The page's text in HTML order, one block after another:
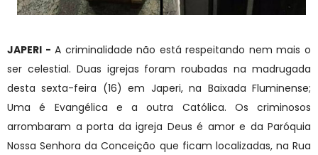
JAPERI - A criminalidade não está respeitando nem mais o
ser celestial. Duas igrejas foram roubadas na madrugada
desta sexta-feira (16) em Japeri, na Baixada Fluminense;
Uma é Evangélica e a outra Católica. Os criminosos
arrombaram a porta da igreja Deus é amor e da Paróquia
Nossa Senhora da Conceição que ficam localizadas, na Rua